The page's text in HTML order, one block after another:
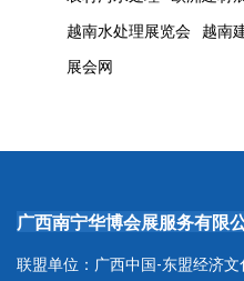
越南水处理展览会
越南
展会网
广西南宁华博会展服务有限
联盟单位：广西中国-东盟经济